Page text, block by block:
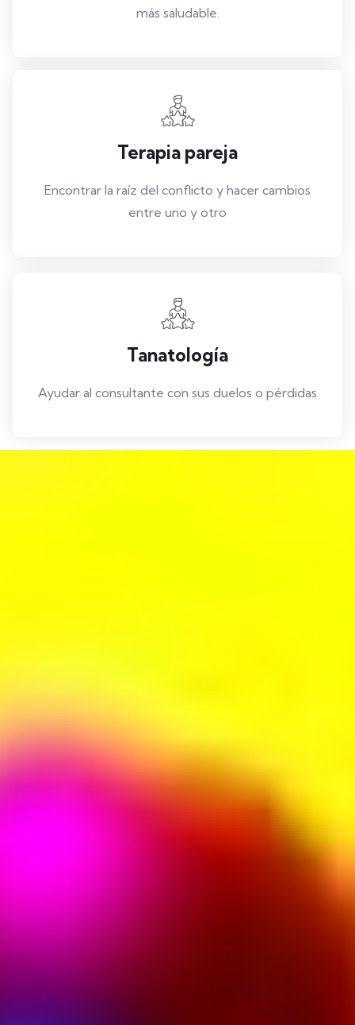
más saludable.
Terapia pareja
Encontrar la raíz del conflicto y hacer cambios
entre uno y otro
Tanatología
Ayudar al consultante con sus duelos o pérdidas